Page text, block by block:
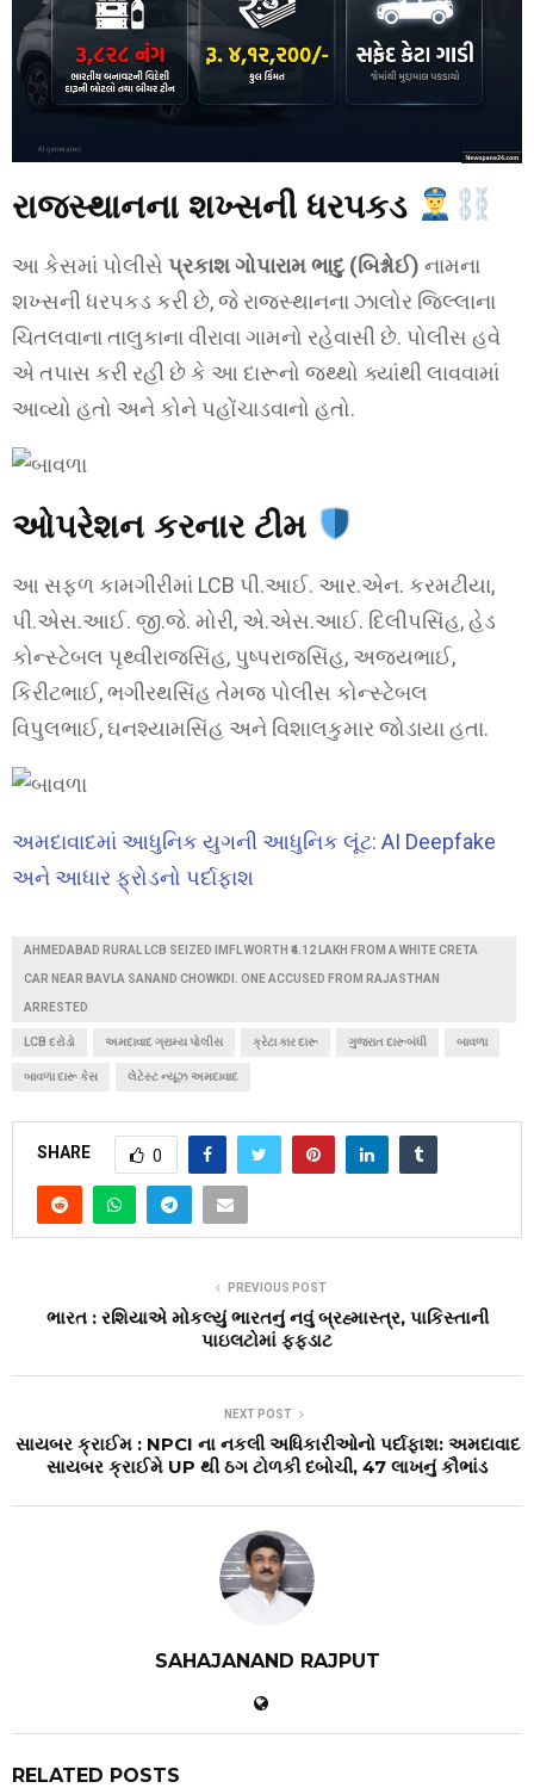
રાજસ્થાનના શખ્સની ધરપકડ
આ કેસમાં પોલીસે પ્રકાશ ગોપારામ ભાદુ (બિશ્નોઈ) નામના
શખ્સની ધરપકડ કરી છે, જે રાજસ્થાનના ઝાલોર જિલ્લાના
ચિતલવાના તાલુકાના વીરાવા ગામનો રહેવાસી છે. પોલીસ હવે
એ તપાસ કરી રહી છે કે આ દારૂનો જથ્થો ક્યાંથી લાવવામાં
આવ્યો હતો અને કોને પહોંચાડવાનો હતો.
ઓપરેશન કરનાર ટીમ
આ સફળ કામગીરીમાં LCB પી.આઈ. આર.એન. કરમટીયા,
પી.એસ.આઈ. જી.જે. મોરી, એ.એસ.આઈ. દિલીપસિંહ, હેડ
કોન્સ્ટેબલ પૃથ્વીરાજસિંહ, પુષ્પરાજસિંહ, અજયભાઈ,
કિરીટભાઈ, ભગીરથસિંહ તેમજ પોલીસ કોન્સ્ટેબલ
વિપુલભાઈ, ઘનશ્યામસિંહ અને વિશાલકુમાર જોડાયા હતા.
અમદાવાદમાં આધુનિક યુગની આધુનિક લૂંટ: AI Deepfake
અને આધાર ફ્રોડનો પર્દાફાશ
AHMEDABAD RURAL LCB SEIZED IMFL WORTH ₹4.12 LAKH FROM A WHITE CRETA
CAR NEAR BAVLA SANAND CHOWKDI. ONE ACCUSED FROM RAJASTHAN
ARRESTED
LCB દરોડો અમદાવાદ ગ્રામ્ય પોલીસ ક્રેટા કાર દારૂ ગુજરાત દારૂબંધી બાવળા
બાવળા દારૂ કેસ લેટેસ્ટ ન્યૂઝ અમદાવાદ
SHARE 0
PREVIOUS POST
ભારત : રશિયાએ મોકલ્યું ભારતનું નવું બ્રહ્માસ્ત્ર, પાકિસ્તાની
પાઇલટોમાં ફફડાટ
NEXT POST
સાયબર ક્રાઈમ : NPCI ના નકલી અધિકારીઓનો પર્દાફાશ: અમદાવાદ
સાયબર ક્રાઈમે UP થી ઠગ ટોળકી દબોચી, ₹47 લાખનું કૌભાંડ
SAHAJANAND RAJPUT
RELATED POSTS